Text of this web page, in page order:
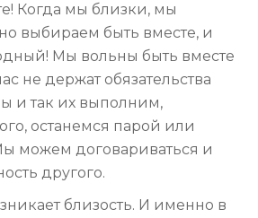
Когда мы близки, мы
выбираем быть вместе, и
Мы вольны быть вместе
не держат обязательства
и так их выполним,
останемся парой или
можем договариваться и
другого.
близость. И именно в